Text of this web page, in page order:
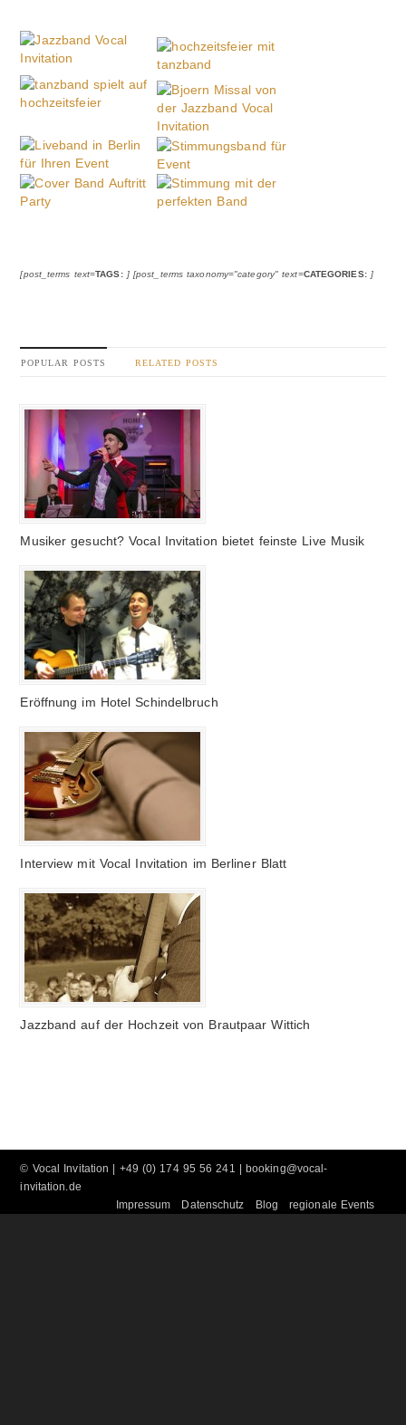
[post_terms text=TAGS:] [post_terms taxonomy="category" text=CATEGORIES:]
POPULAR POSTS RELATED POSTS
Musiker gesucht? Vocal Invitation bietet feinste Live Musik
Eröffnung im Hotel Schindelbruch
Interview mit Vocal Invitation im Berliner Blatt
Jazzband auf der Hochzeit von Brautpaar Wittich
© Vocal Invitation | +49 (0) 174 95 56 241 | booking@vocal-
invitation.de
Impressum
Datenschutz Blog regionale Events